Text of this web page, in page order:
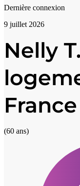
Dernière connexion
9 juillet 2026
Nelly
France
(60 ans)